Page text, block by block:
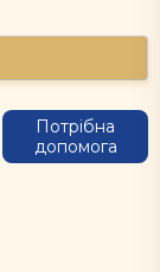
Потрібна
допомога